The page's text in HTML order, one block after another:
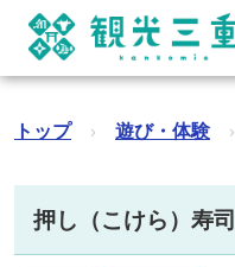
トップ › 遊び・体験 ›
押し（こけら）寿司